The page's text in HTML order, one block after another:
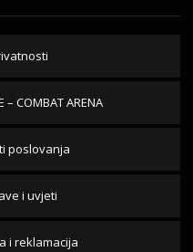
– COMBAT ARENA
poslovanja
i uvjeti
i reklamacija